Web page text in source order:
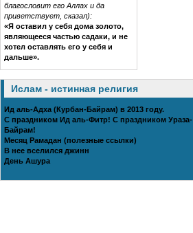
благословит его Аллах и да
приветствует, сказал):
«Я оставил у себя дома золото,
являющееся частью садаки, и не
хотел оставлять его у себя и
дальше».
Ислам - истинная религия
Ид аль-Адха (Курбан-Байрам) в 2013 году.
С праздником Ид аль-Фитр! С праздником Ураза-
Байрам!
Месяц Рамадан (полезные ссылки)
В нее вселился джинн
День Ашура